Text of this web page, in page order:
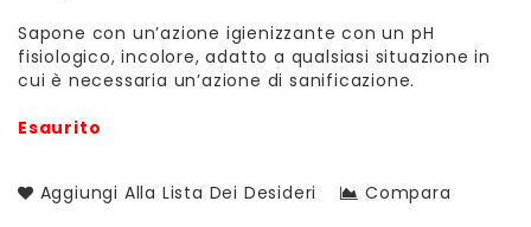
Sapone con un’azione igienizzante con un pH
fisiologico, incolore, adatto a qualsiasi situazione in
cui è necessaria un’azione di sanificazione.
Esaurito
Aggiungi Alla Lista Dei Desideri Compara